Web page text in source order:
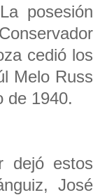
posesión
cedió los
Melo Russ
de 1940.
dejó estos
José